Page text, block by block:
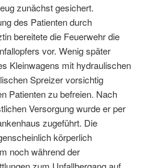
zunächst gesichert.
des Patienten durch
bereitete die Feuerwehr die
vor. Wenig später
Kleinwagens mit hydraulischen
Spreizer vorsichtig
Patienten zu befreien. Nach
Versorgung wurde er per
zugeführt. Die
körperlich
noch während der